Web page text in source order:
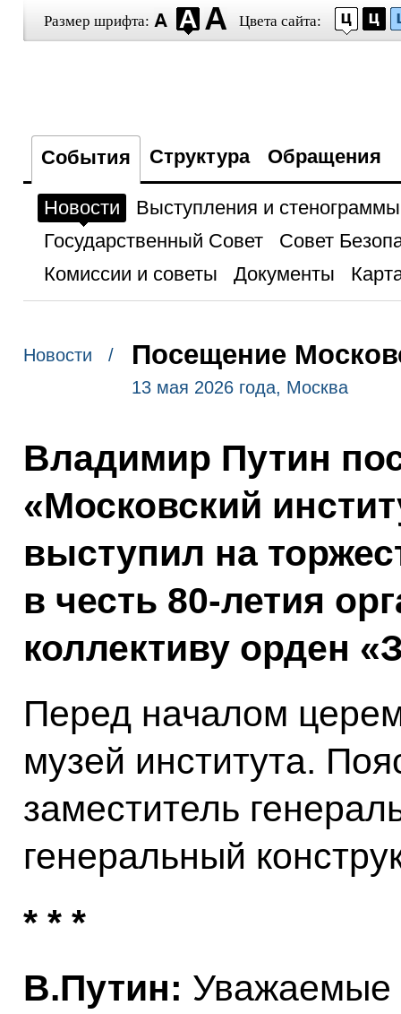
Размер шрифта: Цвета сайта:
События Структура Обращения
Новости
Выступления и стенограммы
Государственный Совет
Совет
Комиссии и советы
Документы
Новости / Посещение
13 мая 2026 года, Москва
Владимир Путин
«Московский
выступил на
в честь 80-летия
коллективу орден
Перед началом
музей института.
заместитель
генеральный
* * *
В.Путин: Уважаемые